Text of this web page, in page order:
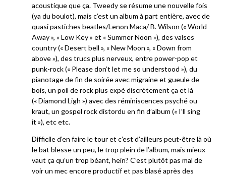
acoustique que ça. Tweedy se résume une nouvelle fois
(ya du boulot), mais c’est un album à part entière, avec de
quasi pastiches beatles/Lenon Maca/ B. Wilson (« World
Away », « Low Key » et « Summer Noon »), des valses
country (« Desert bell », « New Moon », « Down from
above »), des trucs plus nerveux, entre power-pop et
punk-rock (« Please don’t let me so understood »), du
pianotage de fin de soirée avec migraine et gueule de
bois, un poil de rock plus expé discrètement ça et là
(« Diamond Ligh ») avec des réminiscences psyché ou
kraut, un gospel rock distordu en fin d’album (« I’ll sing
it »), etc etc.
Difficile d’en faire le tour et c’est d’ailleurs peut-être là où
le bat blesse un peu, le trop plein de l’album, mais mieux
vaut ça qu’un trop béant, hein? C’est plutôt pas mal de
voir un mec encore productif et pas blasé après des